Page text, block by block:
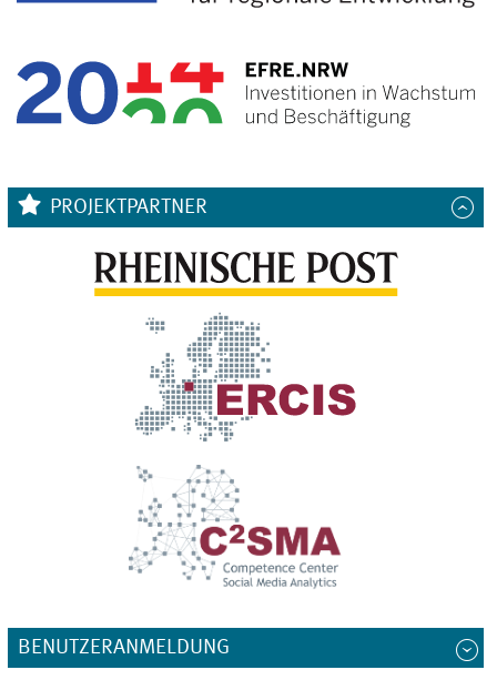
PROJEKTPARTNER
BENUTZERANMELDUNG